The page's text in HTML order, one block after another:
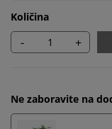
Količina
- +
Ne zaboravite na